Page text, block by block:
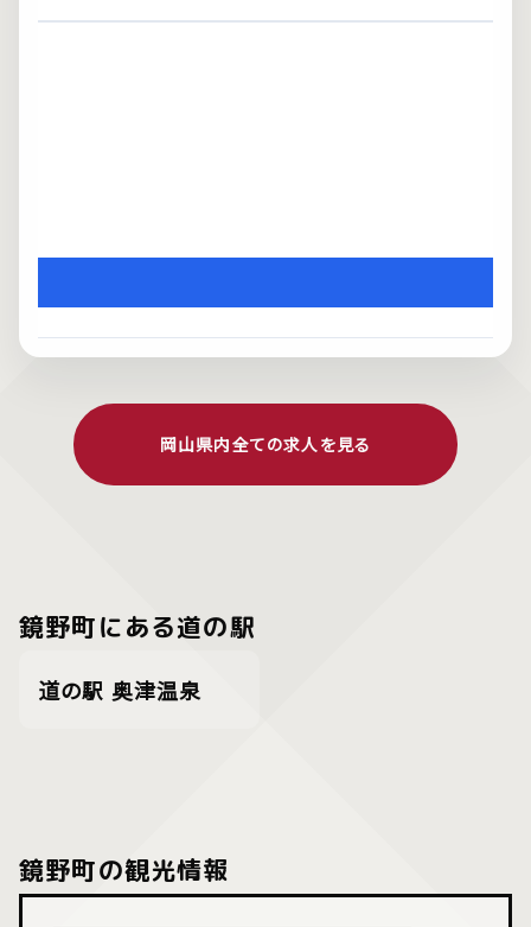
岡山県内全ての求人を見る
鏡野町にある道の駅
道の駅 奥津温泉
鏡野町の観光情報